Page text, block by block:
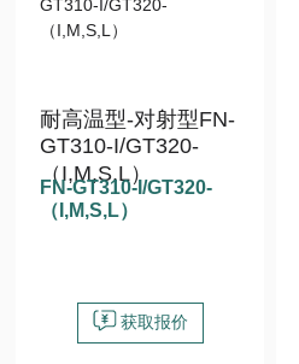
耐高温型-对射型FN-
GT310-I/GT320-
（I,M,S,L）
FN-GT310-I/GT320-
（I,M,S,L）
获取报价